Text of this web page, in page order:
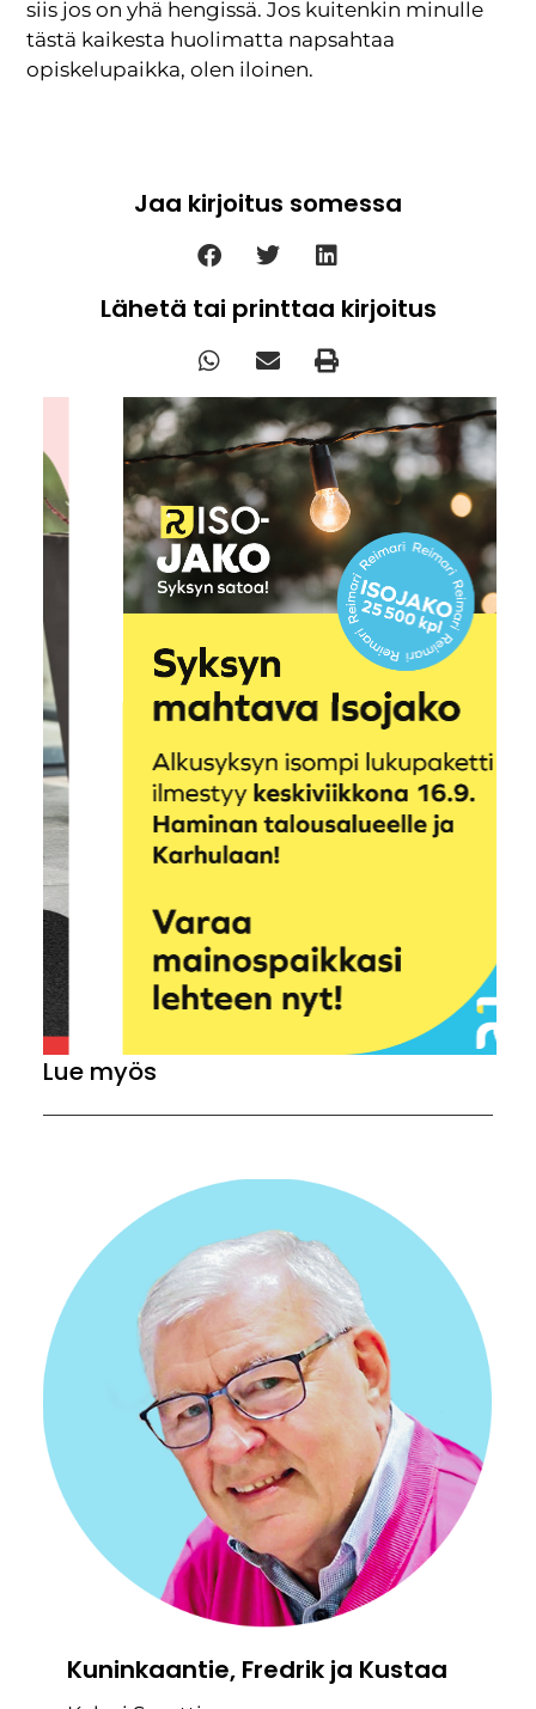
siis jos on yhä hengissä. Jos kuitenkin minulle
tästä kaikesta huolimatta napsahtaa
opiskelupaikka, olen iloinen.
Jaa kirjoitus somessa
Lähetä tai printtaa kirjoitus
Lue myös
Kuninkaantie, Fredrik ja Kustaa